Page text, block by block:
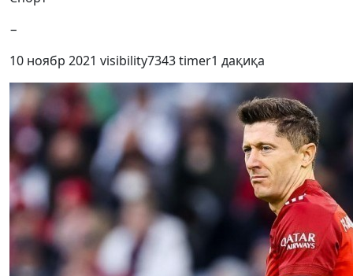
−
10 ноябр 2021 visibility7343timer1 дақиқа